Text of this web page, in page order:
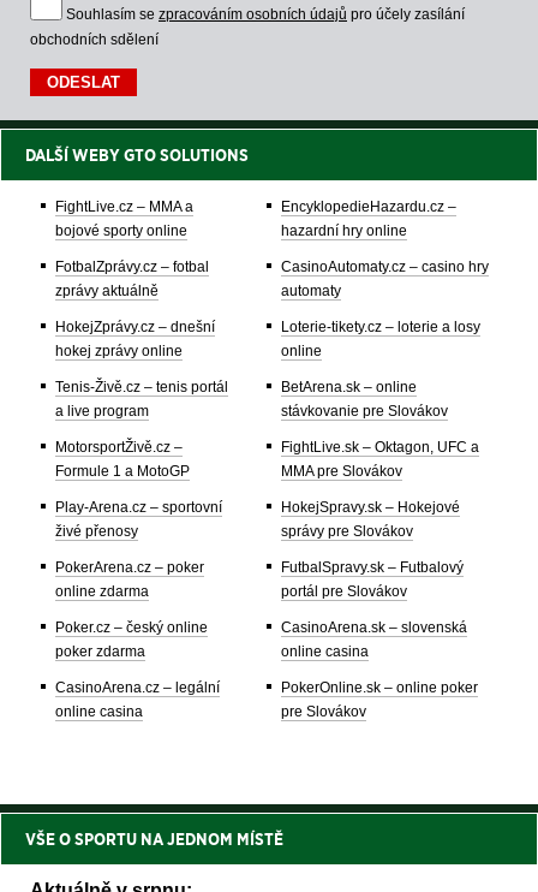
Souhlasím se zpracováním osobních údajů pro účely zasílání
obchodních sdělení
DALŠÍ WEBY GTO SOLUTIONS
FightLive.cz – MMA a
bojové sporty online
FotbalZprávy.cz – fotbal
zprávy aktuálně
HokejZprávy.cz – dnešní
hokej zprávy online
Tenis-Živě.cz – tenis portál
a live program
MotorsportŽivě.cz –
Formule 1 a MotoGP
Play-Arena.cz – sportovní
živé přenosy
PokerArena.cz – poker
online zdarma
Poker.cz – český online
poker zdarma
CasinoArena.cz – legální
online casina
EncyklopedieHazardu.cz –
hazardní hry online
CasinoAutomaty.cz – casino hry
automaty
Loterie-tikety.cz – loterie a losy
online
BetArena.sk – online
stávkovanie pre Slovákov
FightLive.sk – Oktagon, UFC a
MMA pre Slovákov
HokejSpravy.sk – Hokejové
správy pre Slovákov
FutbalSpravy.sk – Futbalový
portál pre Slovákov
CasinoArena.sk – slovenská
online casina
PokerOnline.sk – online poker
pre Slovákov
VŠE O SPORTU NA JEDNOM MÍSTĚ